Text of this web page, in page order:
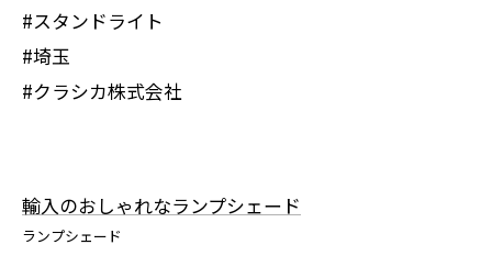
#スタンドライト
#埼玉
#クラシカ株式会社
輸入のおしゃれなランプシェード
ランプシェード